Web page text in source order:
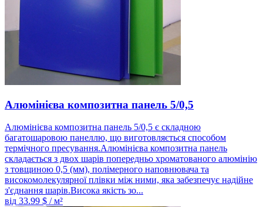
Алюмінієва композитна панель 5/0,5
Алюмінієва композитна панель 5/0,5 є складною
багатошаровою панеллю, що виготовляється способом
термічного пресування.Алюмінієва композитна панель
складається з двох шарів попередньо хроматованого алюмінію
з товщиною 0,5 (мм), полімерного наповнювача та
високомолекулярної плівки між ними, яка забезпечує надійне
з'єднання шарів.Висока якість зо...
від 33.99 $ / м²